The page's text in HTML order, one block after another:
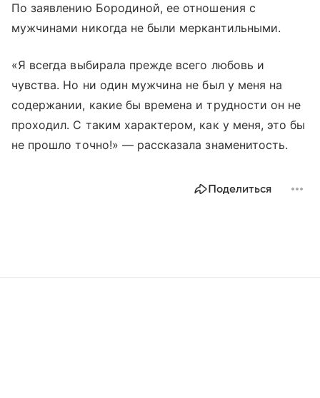
По заявлению Бородиной, ее отношения с
мужчинами никогда не были меркантильными.
«Я всегда выбирала прежде всего любовь и
чувства. Но ни один мужчина не был у меня на
содержании, какие бы времена и трудности он не
проходил. С таким характером, как у меня, это бы
не прошло точно!» — рассказала знаменитость.
Поделиться